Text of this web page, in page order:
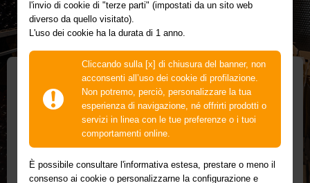
l'invio di cookie di "terze parti" (impostati da un sito web
diverso da quello visitato).
L'uso dei cookie ha la durata di 1 anno.
Cliccando sulla [x] di chiusura del banner, non
acconsenti all’uso dei cookie di profilazione.
Non potremo, perciò, personalizzare la tua
esperienza di navigazione, né offrirti prodotti o
servizi in linea con le tue preferenze o i tuoi
comportamenti online.
È possibile consultare l'informativa estesa, prestare o meno il
consenso ai cookie o personalizzarne la configurazione e
Prodotti e servizi per i
mercati internazionali
Consulenza, operatività e opportunità di